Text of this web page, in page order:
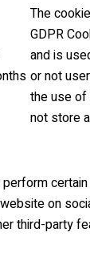
The
GDPR
and is
or not
the use
not store
on
third-party